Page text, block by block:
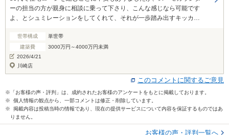
ーの担当の方が親身に相談に乗って下さり、こんな感じなら可能です
よ、とシュミレーションをしてくれて、それが一歩踏み出すキッカケ
可能だと分かった時は本当に嬉しかったです。 メーカーさんとの打ち
合わせは何度もする必要がありましたが、メーカーさんの会社に行く
必要がなく、スーモカウンターという場所をお借り出来るのはとても
有り難かったです。打ち合わせが終わった後も、担当の方とまたすぐ
にお話出来るのは安心出来たポイントです。
世帯構成
単世帯
建築費
3000万円～4000万円未満
2026/4/21
川崎店
このコメントに関するご意見
※「お客様の声・評判」は、成約されたお客様のアンケートをもとに掲載しております。
※ 個人情報の観点から、一部コメントは修正・削除しています。
※ 掲載内容は投稿当時の情報であり、現在の提供サービスについて内容を保証するものではあ
りません。
お客様の声・評判一覧へ